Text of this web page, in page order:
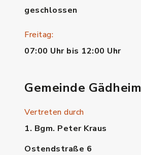
geschlossen
Freitag:
07:00 Uhr bis 12:00 Uhr
Gemeinde Gädheim
Vertreten durch
1. Bgm. Peter Kraus
Ostendstraße 6